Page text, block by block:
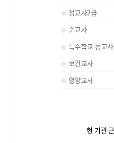
정교사2급
준교사
특수학교 정교사
보건교사
영양교사
현 기관